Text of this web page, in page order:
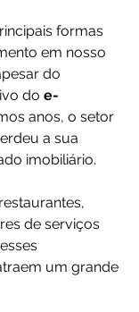
formas
em nosso
do
do e-
anos, o setor
a sua
imobiliário.
de serviços
um grande